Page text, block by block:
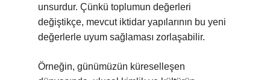
unsurdur. Çünkü toplumun değerleri
değiştikçe, mevcut iktidar yapılarının bu yeni
değerlerle uyum sağlaması zorlaşabilir.
Örneğin, günümüzün küreselleşen